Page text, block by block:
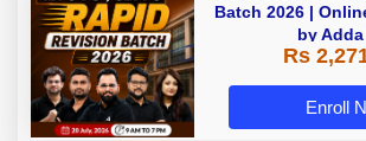
Batch 2026 |
by
Rs
Enroll